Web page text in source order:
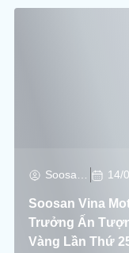
14/
Soosan Vina
Trưởng Ấn
Vàng Lần Thứ